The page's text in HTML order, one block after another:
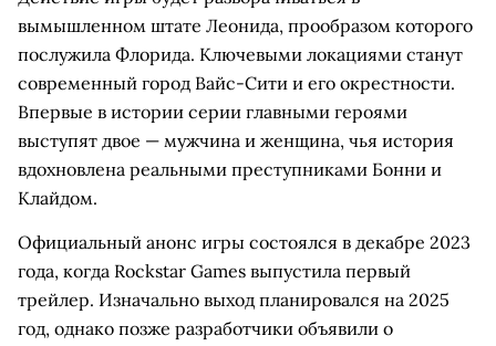
вымышленном штате Леонида, прообразом которого
послужила Флорида. Ключевыми локациями станут
современный город Вайс-Сити и его окрестности.
Впервые в истории серии главными героями
выступят двое — мужчина и женщина, чья история
вдохновлена реальными преступниками Бонни и
Клайдом.
Официальный анонс игры состоялся в декабре 2023
года, когда Rockstar Games выпустила первый
трейлер. Изначально выход планировался на 2025
год, однако позже разработчики объявили о